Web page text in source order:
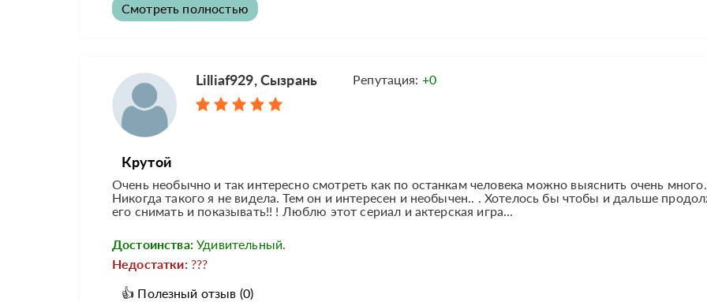
Смотреть полностью
Lilliaf929, Сызрань Репутация: +0
Крутой
Очень необычно и так интересно смотреть как по останкам человека можно выяснить очень много.
Никогда такого я не видела. Тем он и интересен и необычен.. . Хотелось бы чтобы и дальше
его снимать и показывать!! ! Люблю этот сериал и актерская игра...
Достоинства: Удивительный.
Недостатки: ???
👍 Полезный отзыв (0)